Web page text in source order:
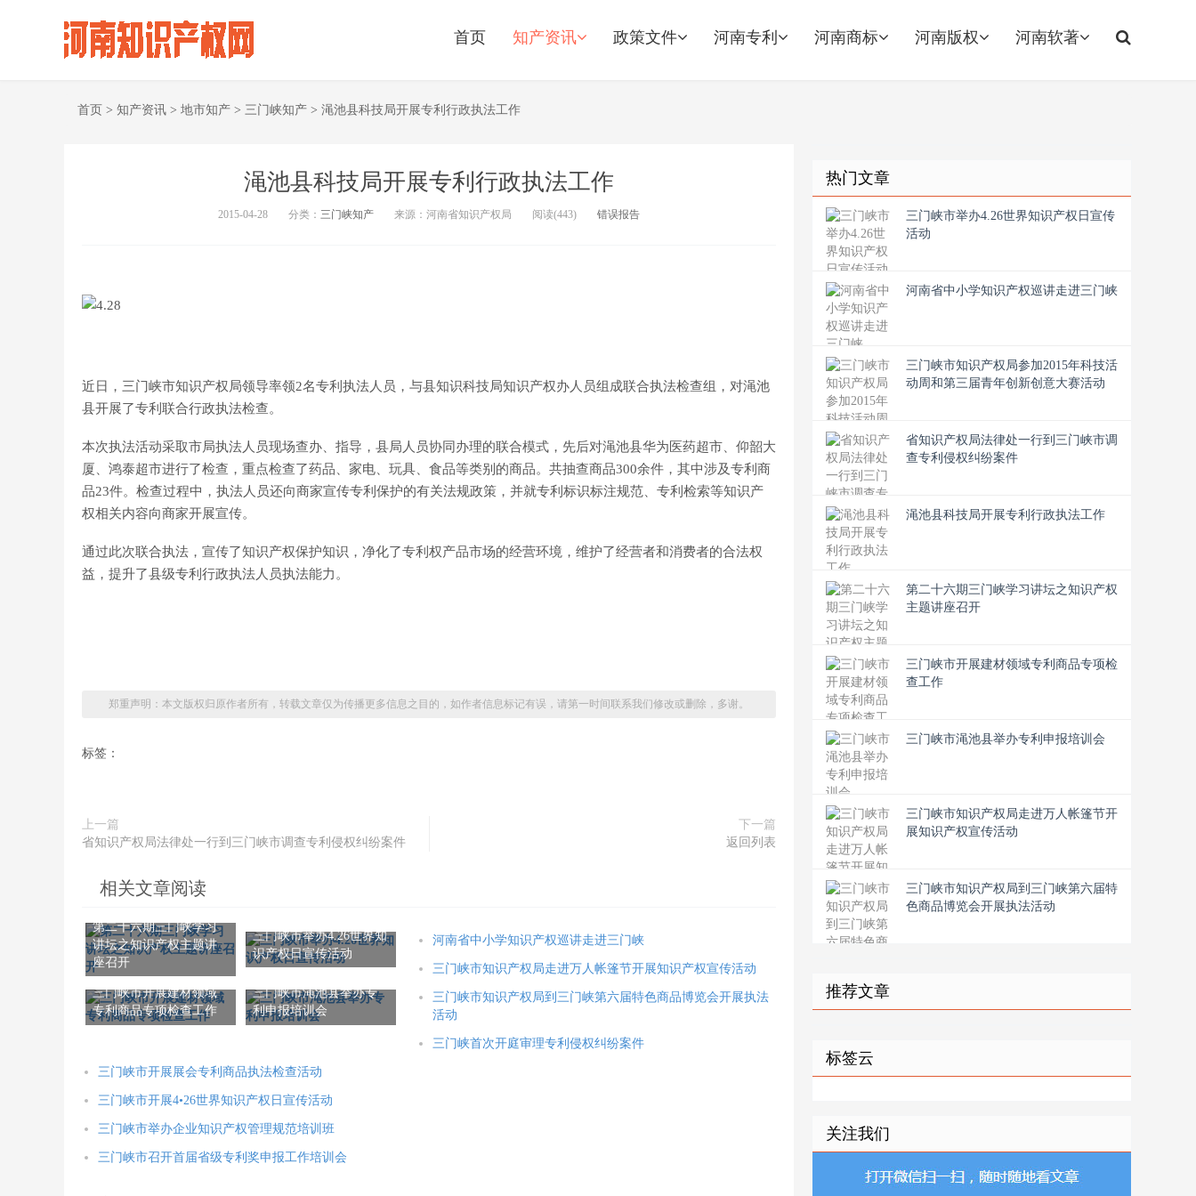
首页 知产资讯 政策文件 河南专利 河南商标 河南版权 河南软著
首页 > 知产资讯 > 地市知产 > 三门峡知产 > 渑池县科技局开展专利行政执法工作
渑池县科技局开展专利行政执法工作
2015-04-28 分类： 三门峡知产 来源：河南省知识产权局 阅读(443) 错误报告
近日，三门峡市知识产权局领导率领2名专利执法人员，与县知识科技局知识产权办人员组成联合执法检查组，对渑池
县开展了专利联合行政执法检查。
本次执法活动采取市局执法人员现场查办、指导，县局人员协同办理的联合模式，先后对渑池县华为医药超市、仰韶大
厦、鸿泰超市进行了检查，重点检查了药品、家电、玩具、食品等类别的商品。共抽查商品300余件，其中涉及专利商
品23件。检查过程中，执法人员还向商家宣传专利保护的有关法规政策，并就专利标识标注规范、专利检索等知识产
权相关内容向商家开展宣传。
通过此次联合执法，宣传了知识产权保护知识，净化了专利权产品市场的经营环境，维护了经营者和消费者的合法权
益，提升了县级专利行政执法人员执法能力。
郑重声明：本文版权归原作者所有，转载文章仅为传播更多信息之目的，如作者信息标记有误，请第一时间联系我们修改或删除，多谢。
标签：
上一篇
省知识产权局法律处一行到三门峡市调查专利侵权纠纷案件
下一篇
返回列表
相关文章阅读
第二十六期三门峡学习
讲坛之知识产权主题讲
座召开
三门峡市举办4.26世界知
识产权日宣传活动
三门峡市开展建材领域
专利商品专项检查工作
三门峡市渑池县举办专
利申报培训会
河南省中小学知识产权巡讲走进三门峡
三门峡市知识产权局走进万人帐篷节开展知识产权宣传活动
三门峡市知识产权局到三门峡第六届特色商品博览会开展执法
活动
三门峡首次开庭审理专利侵权纠纷案件
三门峡市开展展会专利商品执法检查活动
三门峡市开展4•26世界知识产权日宣传活动
三门峡市举办企业知识产权管理规范培训班
三门峡市召开首届省级专利奖申报工作培训会
热门文章
三门峡市举办4.26世界知识产权日宣传
活动
河南省中小学知识产权巡讲走进三门峡
三门峡市知识产权局参加2015年科技活
动周和第三届青年创新创意大赛活动
省知识产权局法律处一行到三门峡市调
查专利侵权纠纷案件
渑池县科技局开展专利行政执法工作
第二十六期三门峡学习讲坛之知识产权
主题讲座召开
三门峡市开展建材领域专利商品专项检
查工作
三门峡市渑池县举办专利申报培训会
三门峡市知识产权局走进万人帐篷节开
展知识产权宣传活动
三门峡市知识产权局到三门峡第六届特
色商品博览会开展执法活动
推荐文章
标签云
关注我们